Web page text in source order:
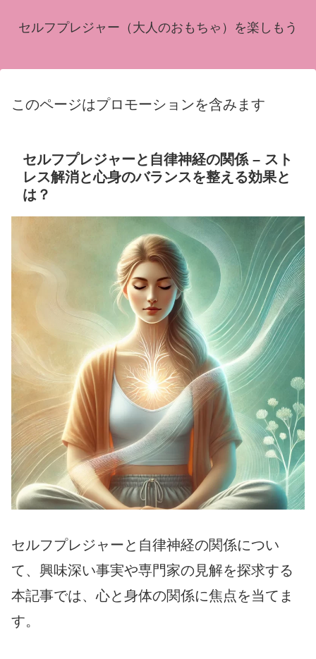
セルフプレジャー（大人のおもちゃ）を楽しもう
このページはプロモーションを含みます
セルフプレジャーと自律神経の関係 – スト
レス解消と心身のバランスを整える効果と
は？
セルフプレジャーと自律神経の関係につい
て、興味深い事実や専門家の見解を探求する
本記事では、心と身体の関係に焦点を当てま
す。